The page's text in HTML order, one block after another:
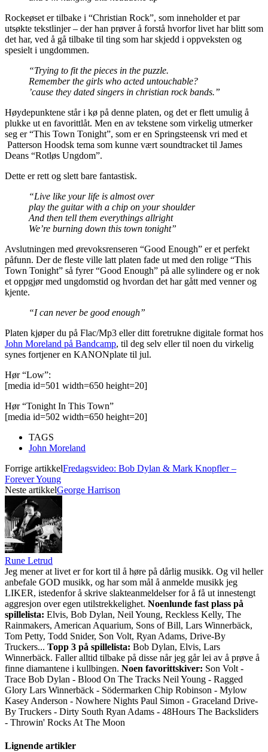
Rockeøset er tilbake i “Christian Rock”, som inneholder et par
utsøkte tekstlinjer – der han prøver å forstå hvorfor livet har blitt som
det har, ved å gå tilbake til ting som har skjedd i oppveksten og
spesielt i ungdommen.
“Trying to fit the pieces in the puzzle.
Remember the girls who acted untouchable?
’cause they dated singers in christian rock bands.”
Høydepunktene står i kø på denne platen, og det er flett umulig å
plukke ut en favorittlåt. Men en av tekstene som virkelig utmerker
seg er “This Town Tonight”, som er en Springsteensk vri med et
Patterson Hoodsk tema som kunne vært soundtracket til James
Deans “Rotløs Ungdom”.
Dette er rett og slett bare fantastisk.
“Live like your life is almost over
play the guitar with a chip on your shoulder
And then tell them everythings allright
We’re burning down this town tonight”
Avslutningen med ørevoksrenseren “Good Enough” er et perfekt
påfunn. Der de fleste ville latt platen fade ut med den rolige “This
Town Tonight” så fyrer “Good Enough” på alle sylindere og er nok
et oppgjør med ungdomstid og hvordan det har gått med venner og
kjente.
“I can never be good enough”
Platen kjøper du på Flac/Mp3 eller ditt foretrukne digitale format hos
John Moreland på Bandcamp, til deg selv eller til noen du virkelig
synes fortjener en KANONplate til jul.
Hør “Low”:
[media id=501 width=650 height=20]
Hør “Tonight In This Town”
[media id=502 width=650 height=20]
TAGS
John Moreland
Forrige artikkelFredagsvideo: Bob Dylan & Mark Knopfler –
Forever Young
Neste artikkelGeorge Harrison
Rune Letrud
Jeg mener at livet er for kort til å høre på dårlig musikk. Og vil heller
anbefale GOD musikk, og har som mål å anmelde musikk jeg
LIKER, istedenfor å skrive slakteanmeldelser for å få ut innestengt
aggresjon over egen utilstrekkelighet. Noenlunde fast plass på
spillelista: Elvis, Bob Dylan, Neil Young, Reckless Kelly, The
Rainmakers, American Aquarium, Sons of Bill, Lars Winnerbäck,
Tom Petty, Todd Snider, Son Volt, Ryan Adams, Drive-By
Truckers... Topp 3 på spillelista: Bob Dylan, Elvis, Lars
Winnerbäck. Faller alltid tilbake på disse når jeg går lei av å prøve å
finne diamantene i kullbingen. Noen favorittskiver: Son Volt -
Trace Bob Dylan - Blood On The Tracks Neil Young - Ragged
Glory Lars Winnerbäck - Södermarken Chip Robinson - Mylow
Kasey Anderson - Nowhere Nights Paul Simon - Graceland Drive-
By Truckers - Dirty South Ryan Adams - 48Hours The Backsliders
- Throwin' Rocks At The Moon
Lignende artikler